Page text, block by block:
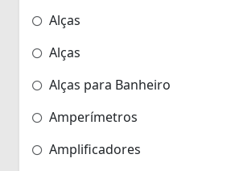
Alças
Alças
Alças para Banheiro
Amperímetros
Amplificadores